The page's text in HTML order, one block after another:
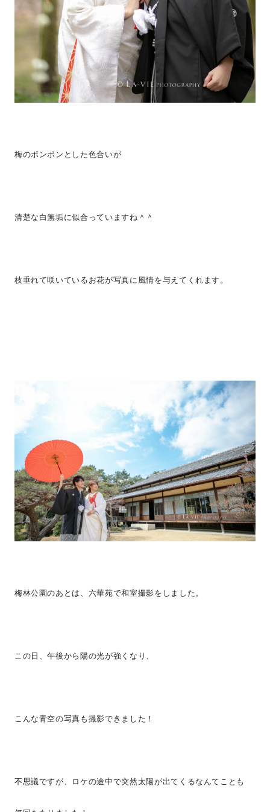
梅のポンポンとした色合いが
清楚な白無垢に似合っていますね＾＾
枝垂れて咲いているお花が写真に風情を与えてくれます。
梅林公園のあとは、六華苑で和室撮影をしました。
この日、午後から陽の光が強くなり、
こんな青空の写真も撮影できました！
不思議ですが、ロケの途中で突然太陽が出てくるなんてことも